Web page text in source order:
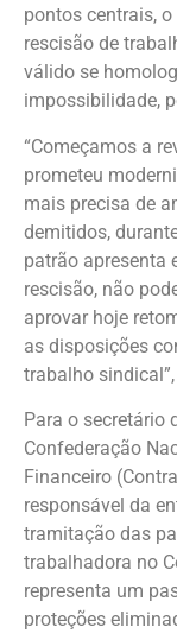
pontos centrais,
rescisão de
válido se
impossibilidade,
“Começamos a
prometeu
mais precisa de
demitidos,
patrão apresenta
rescisão, não
aprovar hoje
as disposições
trabalho
Para o secretário
Confederação
Financeiro
responsável da
tramitação das
trabalhadora no
representa um
proteções